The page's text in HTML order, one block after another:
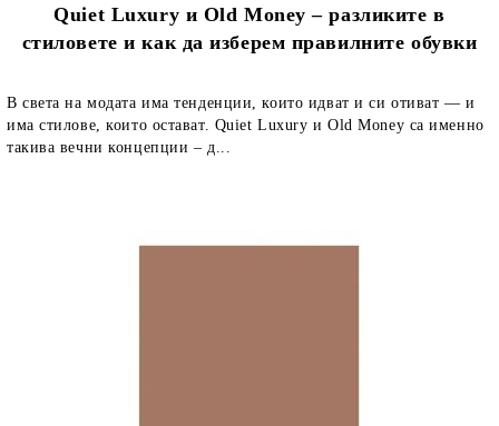
Quiet Luxury и Old Money – разликите в
стиловете и как да изберем правилните обувки
В света на модата има тенденции, които идват и си отиват — и
има стилове, които остават. Quiet Luxury и Old Money са именно
такива вечни концепции – д...